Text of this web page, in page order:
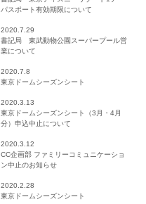
パスポート有効期限について
2020.7.29
書記局 東武動物公園スーパープール営
業について
2020.7.8
東京ドームシーズンシート
2020.3.13
東京ドームシーズンシート（3月・4月
分）申込中止について
2020.3.12
CC企画部 ファミリーコミュニケーショ
ン中止のお知らせ
2020.2.28
東京ドームシーズンシート